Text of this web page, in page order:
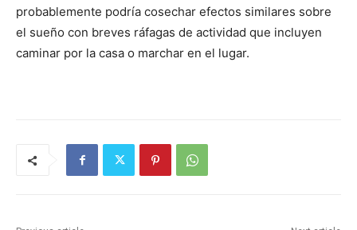
probablemente podría cosechar efectos similares sobre
el sueño con breves ráfagas de actividad que incluyen
caminar por la casa o marchar en el lugar.